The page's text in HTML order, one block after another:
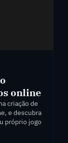
online
criação de
e descubra
próprio jogo